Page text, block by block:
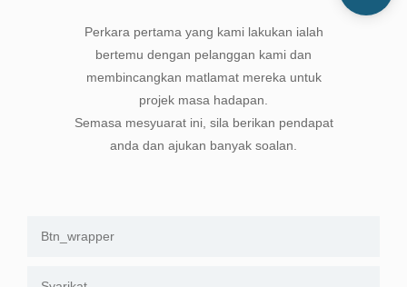
Perkara pertama yang kami lakukan ialah
bertemu dengan pelanggan kami dan
membincangkan matlamat mereka untuk
projek masa hadapan.
Semasa mesyuarat ini, sila berikan pendapat
anda dan ajukan banyak soalan.
Btn_wrapper